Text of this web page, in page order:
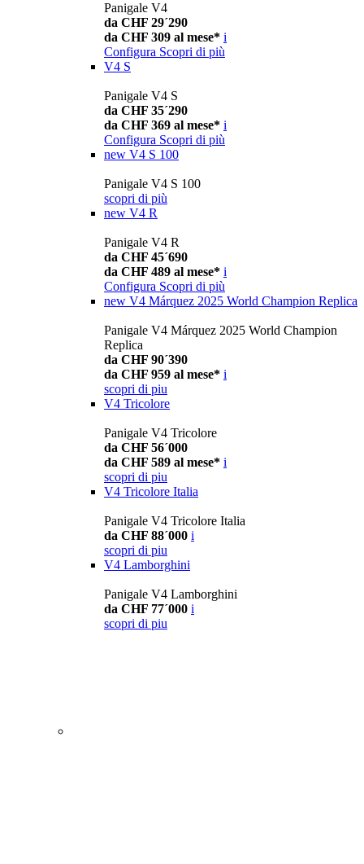
Panigale V4
da CHF 29´290
da CHF 309 al mese* i
Configura Scopri di più
V4 S
Panigale V4 S
da CHF 35´290
da CHF 369 al mese* i
Configura Scopri di più
new V4 S 100
Panigale V4 S 100
scopri di più
new V4 R
Panigale V4 R
da CHF 45´690
da CHF 489 al mese* i
Configura Scopri di più
new V4 Márquez 2025 World Champion Replica
Panigale V4 Márquez 2025 World Champion
Replica
da CHF 90´390
da CHF 959 al mese* i
scopri di piu
V4 Tricolore
Panigale V4 Tricolore
da CHF 56´000
da CHF 589 al mese* i
scopri di piu
V4 Tricolore Italia
Panigale V4 Tricolore Italia
da CHF 88´000 i
scopri di piu
V4 Lamborghini
Panigale V4 Lamborghini
da CHF 77´000 i
scopri di piu